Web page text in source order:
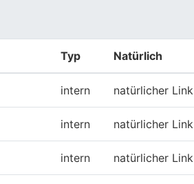
Typ Natürlich
intern natürlicher Link
intern natürlicher Link
intern natürlicher Link